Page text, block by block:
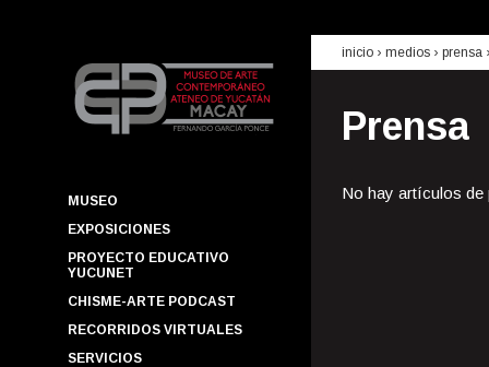
MUSEO
EXPOSICIONES
PROYECTO EDUCATIVO
YUCUNET
CHISME-ARTE PODCAST
RECORRIDOS VIRTUALES
SERVICIOS
inicio › medios › prensa
Prensa
No hay artículos de